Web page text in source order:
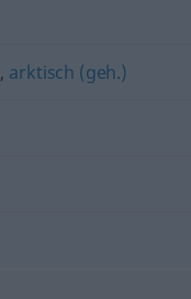
, arktisch (geh.)